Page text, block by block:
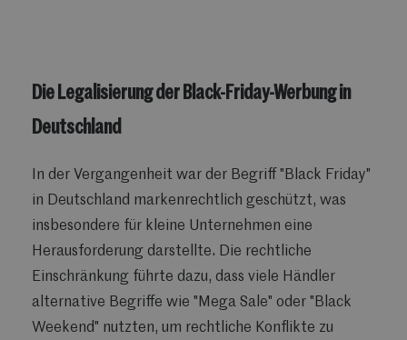
Die Legalisierung der Black-Friday-Werbung in
Deutschland
In der Vergangenheit war der Begriff "Black Friday"
in Deutschland markenrechtlich geschützt, was
insbesondere für kleine Unternehmen eine
Herausforderung darstellte. Die rechtliche
Einschränkung führte dazu, dass viele Händler
alternative Begriffe wie "Mega Sale" oder "Black
Weekend" nutzten, um rechtliche Konflikte zu